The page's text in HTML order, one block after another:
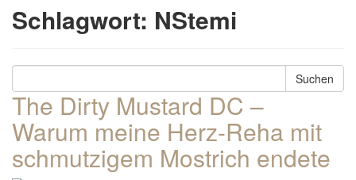
Schlagwort: NStemi
Suchen
The Dirty Mustard DC –
Warum meine Herz-Reha mit
schmutzigem Mostrich endete